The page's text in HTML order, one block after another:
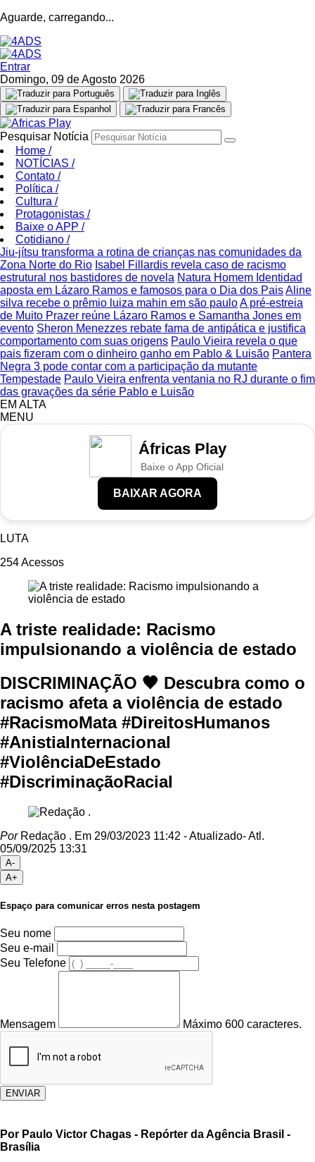
Aguarde, carregando...
Entrar
Domingo, 09 de Agosto 2026
Pesquisar Notícia
Home /
NOTÍCIAS /
Contato /
Política /
Cultura /
Protagonistas /
Baixe o APP /
Cotidiano /
Jiu-jítsu transforma a rotina de crianças nas comunidades da
Zona Norte do Rio Isabel Fillardis revela caso de racismo
estrutural nos bastidores de novela Natura Homem Identidad
aposta em Lázaro Ramos e famosos para o Dia dos PaisAline
silva recebe o prêmio luiza mahin em são pauloA pré-estreia
de Muito Prazer reúne Lázaro Ramos e Samantha Jones em
evento Sheron Menezzes rebate fama de antipática e justifica
comportamento com suas origens Paulo Vieira revela o que
pais fizeram com o dinheiro ganho em Pablo & Luisão Pantera
Negra 3 pode contar com a participação da mutante
Tempestade Paulo Vieira enfrenta ventania no RJ durante o fim
das gravações da série Pablo e Luisão
EM ALTA
MENU
Áfricas Play
Baixe o App Oficial
BAIXAR AGORA
LUTA
254Acessos
A triste realidade: Racismo
impulsionando a violência de estado
DISCRIMINAÇÃO 🖤 Descubra como o
racismo afeta a violência de estado
#RacismoMata #DireitosHumanos
#AnistiaInternacional
#ViolênciaDeEstado
#DiscriminaçãoRacial
PorRedação . Em 29/03/2023 11:42 - Atualizado- Atl.
05/09/2025 13:31
A-
A+
Espaço para comunicar erros nesta postagem
Seu nome
Seu e-mail
Seu Telefone
Mensagem Máximo 600 caracteres.
ENVIAR
Por Paulo Victor Chagas - Repórter da Agência Brasil -
Brasília